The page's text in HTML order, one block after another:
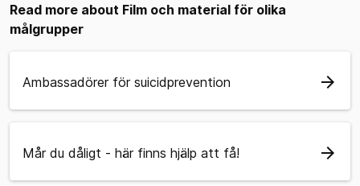
Read more about Film och material för olika
målgrupper
Ambassadörer för suicidprevention arrow_forward
Mår du dåligt - här finns hjälp att få! arrow_forward